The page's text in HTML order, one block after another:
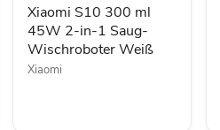
in-
1
Saug-
Wischroboter
Weiß
Xiaomi S10 300 ml
45W 2-in-1 Saug-
Wischroboter Weiß
Xiaomi